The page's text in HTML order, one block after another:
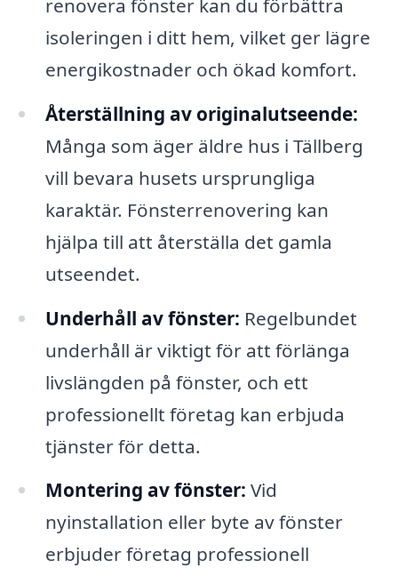
renovera fönster kan du förbättra
isoleringen i ditt hem, vilket ger lägre
energikostnader och ökad komfort.
Återställning av originalutseende:
Många som äger äldre hus i Tällberg
vill bevara husets ursprungliga
karaktär. Fönsterrenovering kan
hjälpa till att återställa det gamla
utseendet.
Underhåll av fönster: Regelbundet
underhåll är viktigt för att förlänga
livslängden på fönster, och ett
professionellt företag kan erbjuda
tjänster för detta.
Montering av fönster: Vid
nyinstallation eller byte av fönster
erbjuder företag professionell